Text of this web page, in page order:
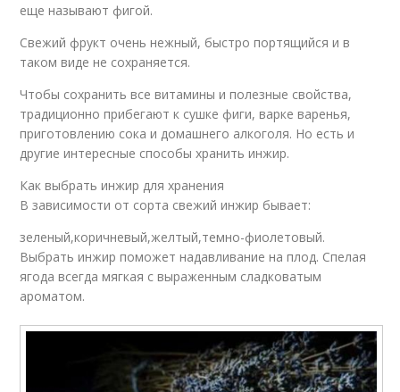
еще называют фигой.
Свежий фрукт очень нежный, быстро портящийся и в
таком виде не сохраняется.
Чтобы сохранить все витамины и полезные свойства,
традиционно прибегают к сушке фиги, варке варенья,
приготовлению сока и домашнего алкоголя. Но есть и
другие интересные способы хранить инжир.
Как выбрать инжир для хранения
В зависимости от сорта свежий инжир бывает:
зеленый,коричневый,желтый,темно-фиолетовый.
Выбрать инжир поможет надавливание на плод. Спелая
ягода всегда мягкая с выраженным сладковатым
ароматом.